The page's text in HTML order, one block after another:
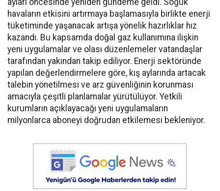
ayları öncesinde yeniden gündeme geldi. Soğuk
havaların etkisini artırmaya başlamasıyla birlikte enerji
tüketiminde yaşanacak artışa yönelik hazırlıklar hız
kazandı. Bu kapsamda doğal gaz kullanımına ilişkin
yeni uygulamalar ve olası düzenlemeler vatandaşlar
tarafından yakından takip ediliyor. Enerji sektöründe
yapılan değerlendirmelere göre, kış aylarında artacak
talebin yönetilmesi ve arz güvenliğinin korunması
amacıyla çeşitli planlamalar yürütülüyor. Yetkili
kurumların açıklayacağı yeni uygulamaların
milyonlarca aboneyi doğrudan etkilemesi bekleniyor.